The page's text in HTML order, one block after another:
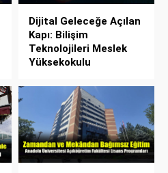
Dijital Geleceğe Açılan
Kapı: Bilişim
Teknolojileri Meslek
Yüksekokulu